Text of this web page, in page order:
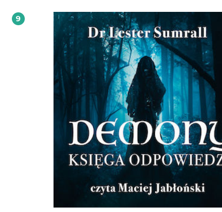
kilkudziesięciotysięcznego zgromadzenia. Przełomowym wydarzeniem w
Johna Osteena było osobiste doświadczenie chrztu w Duchu Świętym.
całkowicie zmieniło jego rozumienie tego, jakie powinno być
chrześcijaństwo. W jego życiu i służbie zaczęły objawiać się dary Ducha
Osteen stał się jednym z najbardziej rozpoznawalnych dwudziestowiecznych
nauczycieli wiary, a jego pełne mocy przesłanie dotarło do za pośrednictwem
telewizji, radia i książek do milionów odbiorców na całym świecie. John Osteen
pozostawił po sobie niezwykle wartościowe duchowe dziedzictwo, z którego
czerpać do dzisiaj.
9